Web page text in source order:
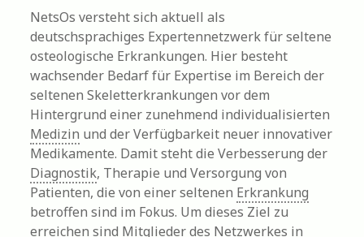
NetsOs versteht sich aktuell als
deutschsprachiges Expertennetzwerk für seltene
osteologische Erkrankungen. Hier besteht
wachsender Bedarf für Expertise im Bereich der
seltenen Skeletterkrankungen vor dem
Hintergrund einer zunehmend individualisierten
Medizin und der Verfügbarkeit neuer innovativer
Medikamente. Damit steht die Verbesserung der
Diagnostik, Therapie und Versorgung von
Patienten, die von einer seltenen Erkrankung
betroffen sind im Fokus. Um dieses Ziel zu
erreichen sind Mitglieder des Netzwerkes in